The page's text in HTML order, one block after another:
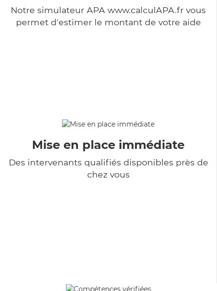
Notre simulateur APA www.calculAPA.fr vous
permet d'estimer le montant de votre aide
Mise en place immédiate
Des intervenants qualifiés disponibles près de
chez vous